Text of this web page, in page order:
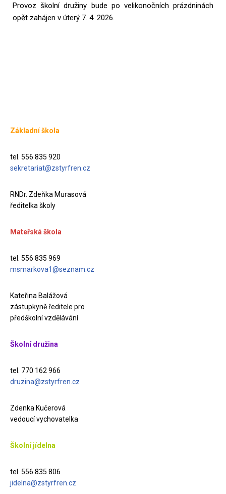
Provoz školní družiny bude po velikonočních prázdninách
opět zahájen v úterý 7. 4. 2026.
Základní škola
tel. 556 835 920
sekretariat@zstyrfren.cz
RNDr. Zdeňka Murasová
ředitelka školy
Mateřská škola
tel. 556 835 969
msmarkova1@seznam.cz
Kateřina Balážová
zástupkyně ředitele pro
předškolní vzdělávání
Školní družina
tel. 770 162 966
druzina@zstyrfren.cz
Zdenka Kučerová
vedoucí vychovatelka
Školní jídelna
tel. 556 835 806
jidelna@zstyrfren.cz